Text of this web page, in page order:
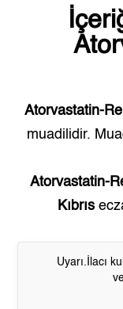
Atorvastatin-
muadilidir.
Atorvastatin-
Kıbrıs
Uyarı.İlacı